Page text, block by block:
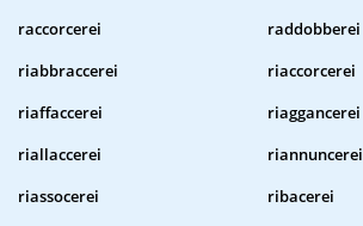
raccorcerei
raddobberei
riabbraccerei
riaccorcerei
riaffaccerei
riaggancerei
riallaccerei
riannuncerei
riassocerei
ribacerei